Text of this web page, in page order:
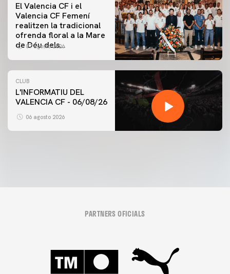
El Valencia CF i el
Valencia CF Femení
realitzen la tradicional
ofrenda floral a la Mare
de Déu dels
07 agosto 2026
CLUB
L'INFORMATIU DEL
VALENCIA CF - 06/08/26
06 agosto 2026
PRIMER EQUIP
ENTRENAMENT DEL VALENCIA CF 6/8/2026
PARTNERS OFICIALS